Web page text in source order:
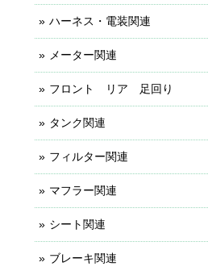
ハーネス・電装関連
メーター関連
フロント リア 足回り
タンク関連
フィルター関連
マフラー関連
シート関連
ブレーキ関連